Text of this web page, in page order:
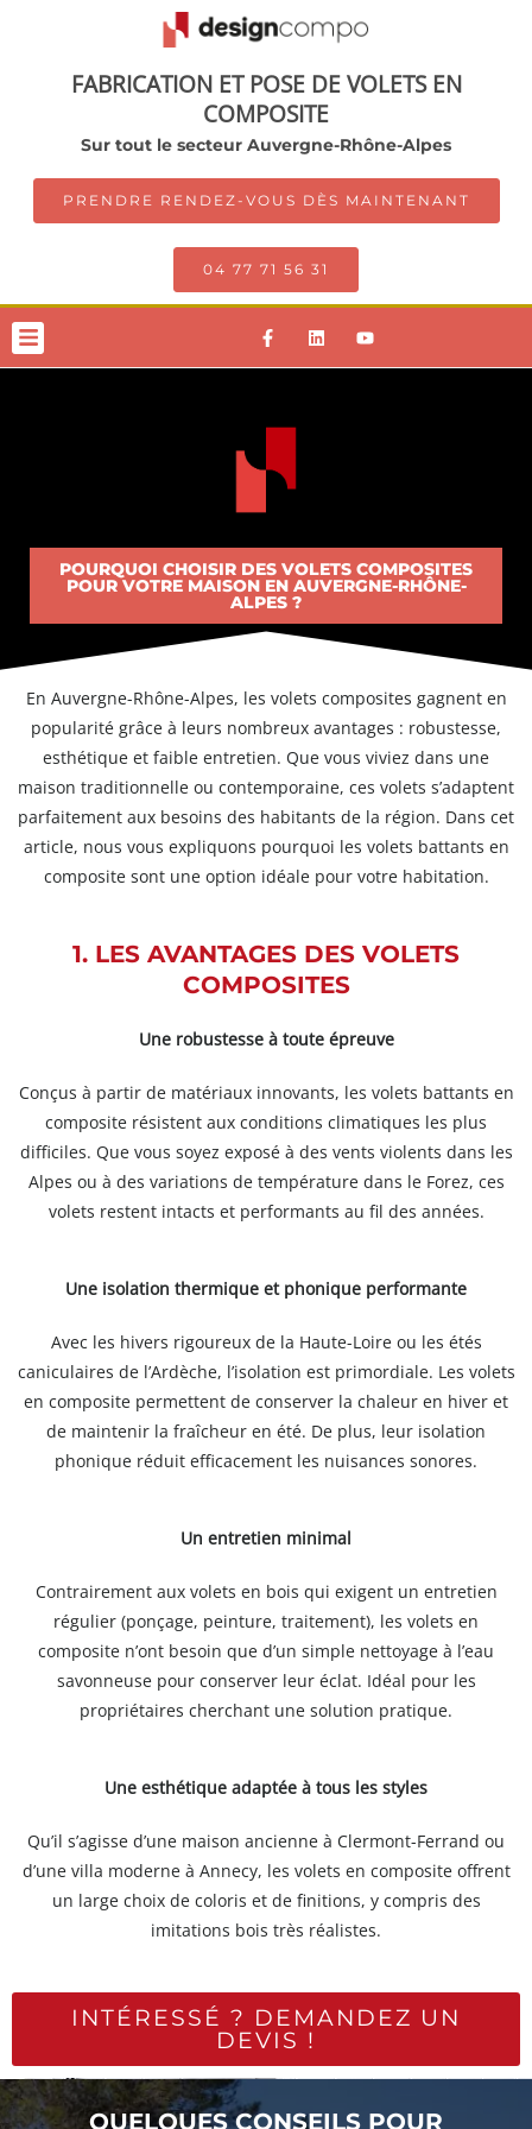
FABRICATION ET POSE DE VOLETS EN
COMPOSITE
Sur tout le secteur Auvergne-Rhône-Alpes
PRENDRE RENDEZ-VOUS DÈS MAINTENANT
04 77 71 56 31
POURQUOI CHOISIR DES VOLETS COMPOSITES
POUR VOTRE MAISON EN AUVERGNE-RHÔNE-
ALPES ?
En Auvergne-Rhône-Alpes, les volets composites gagnent en
popularité grâce à leurs nombreux avantages : robustesse,
esthétique et faible entretien. Que vous viviez dans une
maison traditionnelle ou contemporaine, ces volets s’adaptent
parfaitement aux besoins des habitants de la région. Dans cet
article, nous vous expliquons pourquoi les volets battants en
composite sont une option idéale pour votre habitation.
1. LES AVANTAGES DES VOLETS
COMPOSITES
Une robustesse à toute épreuve
Conçus à partir de matériaux innovants, les volets battants en
composite résistent aux conditions climatiques les plus
difficiles. Que vous soyez exposé à des vents violents dans les
Alpes ou à des variations de température dans le Forez, ces
volets restent intacts et performants au fil des années.
Une isolation thermique et phonique performante
Avec les hivers rigoureux de la Haute-Loire ou les étés
caniculaires de l’Ardèche, l’isolation est primordiale. Les volets
en composite permettent de conserver la chaleur en hiver et
de maintenir la fraîcheur en été. De plus, leur isolation
phonique réduit efficacement les nuisances sonores.
Un entretien minimal
Contrairement aux volets en bois qui exigent un entretien
régulier (ponçage, peinture, traitement), les volets en
composite n’ont besoin que d’un simple nettoyage à l’eau
savonneuse pour conserver leur éclat. Idéal pour les
propriétaires cherchant une solution pratique.
Une esthétique adaptée à tous les styles
Qu’il s’agisse d’une maison ancienne à Clermont-Ferrand ou
d’une villa moderne à Annecy, les volets en composite offrent
un large choix de coloris et de finitions, y compris des
imitations bois très réalistes.
INTÉRESSÉ ? DEMANDEZ UN
DEVIS !
QUELQUES CONSEILS POUR